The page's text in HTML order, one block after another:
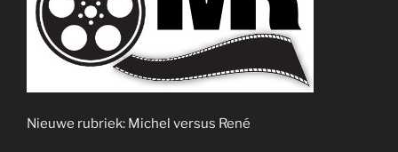
Nieuwe rubriek: Michel versus René